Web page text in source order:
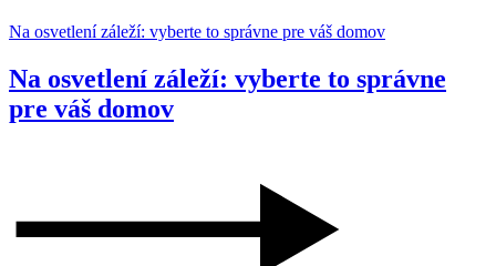
Na osvetlení záleží: vyberte to správne pre váš domov
Na osvetlení záleží: vyberte to správne
pre váš domov